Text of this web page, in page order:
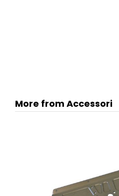
More from Accessori